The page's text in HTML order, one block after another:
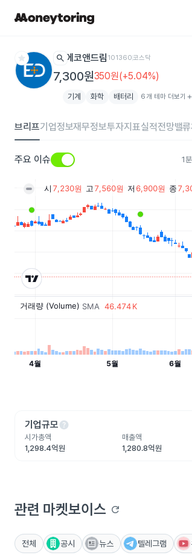
star search 에코앤드림 101360코스닥
7,300원350원(+5.04%)
기계 화학 배터리 6개 테마 더보기 add
브리프기업정보재무정보투자지표실적전망밸
주요 이슈 1분
기업규모help
시가총액
1,298.4억원
매출액
1,280.8억원
관련 마켓보이스 refresh
전체 공시 뉴스 텔레그램